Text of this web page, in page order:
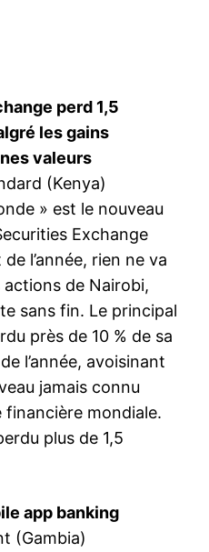
perd 1,5
les gains
valeurs
(Kenya)
» est le nouveau
Exchange
l’année, rien ne va
actions de Nairobi,
sans fin. Le principal
près de 10 % de sa
l’année, avoisinant
jamais connu
financière mondiale.
plus de 1,5
app banking
(Gambia)